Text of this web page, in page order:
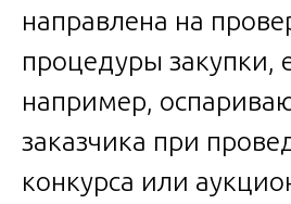
направлена на
процедуры закупки,
например,
заказчика при
конкурса или